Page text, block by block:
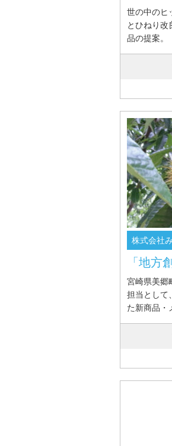
世の中のヒ
とひねり改
品の提案。
株式会社
「地方
宮崎県美郷
担当として
た新商品・